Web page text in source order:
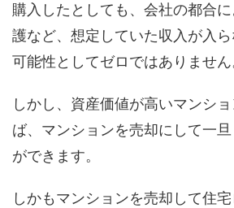
購入したとしても、会社の都合
護など、想定していた収入が入ら
可能性としてゼロではありません
しかし、資産価値が高いマンシ
ば、マンションを売却にして一
ができます。
しかもマンションを売却して住